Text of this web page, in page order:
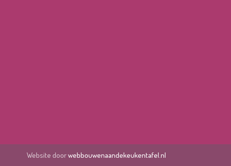
Website doorwebbouwenaandekeukentafel.nl